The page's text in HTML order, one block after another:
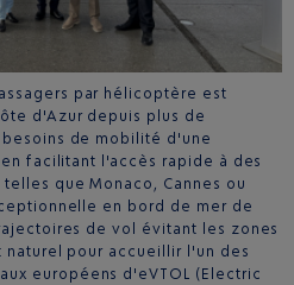
par hélicoptère est
d'Azur depuis plus de
de mobilité d'une
facilitant l'accès rapide à des
que Monaco, Cannes ou
en bord de mer de
de vol évitant les zones
pour accueillir l'un des
européens d'eVTOL (Electric